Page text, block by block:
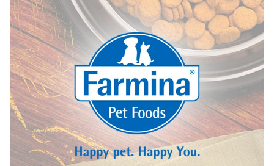
Kundeservice
Om Stormberg
Verdigrunnlag
Klima og miljø
Etisk handel
Trelagsprinsippet barn
Alt du trenger til Norgesferien